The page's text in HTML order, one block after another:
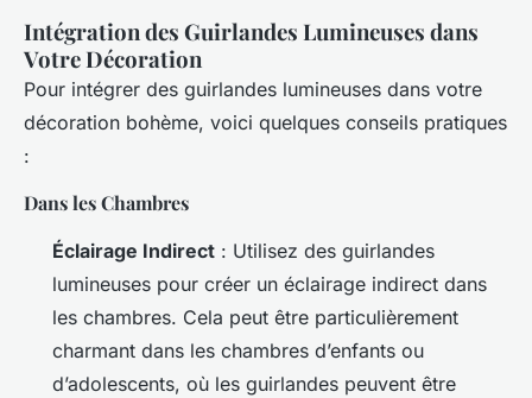
Intégration des Guirlandes Lumineuses dans
Votre Décoration
Pour intégrer des guirlandes lumineuses dans votre
décoration bohème, voici quelques conseils pratiques
:
Dans les Chambres
Éclairage Indirect : Utilisez des guirlandes
lumineuses pour créer un éclairage indirect dans
les chambres. Cela peut être particulièrement
charmant dans les chambres d’enfants ou
d’adolescents, où les guirlandes peuvent être